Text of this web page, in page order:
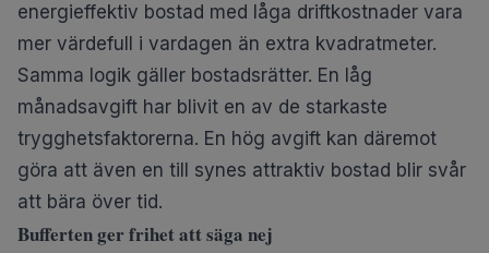
energieffektiv bostad med låga driftkostnader vara
mer värdefull i vardagen än extra kvadratmeter.
Samma logik gäller bostadsrätter. En låg
månadsavgift har blivit en av de starkaste
trygghetsfaktorerna. En hög avgift kan däremot
göra att även en till synes attraktiv bostad blir svår
att bära över tid.
Bufferten ger frihet att säga nej